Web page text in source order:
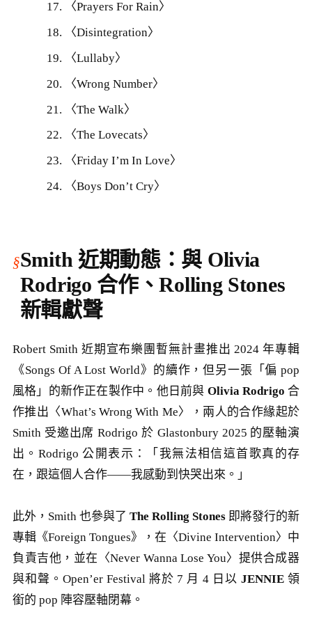
〈Prayers For Rain〉
〈Disintegration〉
〈Lullaby〉
〈Wrong Number〉
〈The Walk〉
〈The Lovecats〉
〈Friday I’m In Love〉
〈Boys Don’t Cry〉
Smith 近期動態：與 Olivia
Rodrigo 合作、Rolling Stones
新輯獻聲
Robert Smith 近期宣布樂團暫無計畫推出 2024 年專輯
《Songs Of A Lost World》的續作，但另一張「偏 pop
風格」的新作正在製作中。他日前與 Olivia Rodrigo 合
作推出〈What’s Wrong With Me〉，兩人的合作緣起於
Smith 受邀出席 Rodrigo 於 Glastonbury 2025 的壓軸演
出。Rodrigo 公開表示：「我無法相信這首歌真的存
在，跟這個人合作——我感動到快哭出來。」
此外，Smith 也參與了 The Rolling Stones 即將發行的新
專輯《Foreign Tongues》，在〈Divine Intervention〉中
負責吉他，並在〈Never Wanna Lose You〉提供合成器
與和聲。Open’er Festival 將於 7 月 4 日以JENNIE 領
銜的 pop 陣容壓軸閉幕。